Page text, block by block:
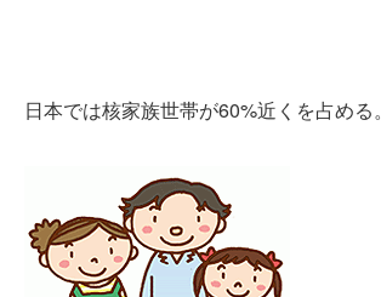
日本では核家族世帯が60%近くを占める。